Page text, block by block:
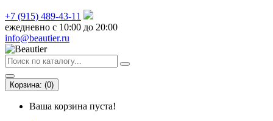
+7 (915) 489-43-11
ежедневно с 10:00 до 20:00
info@beautier.ru
Корзина: (0)
Ваша корзина пуста!